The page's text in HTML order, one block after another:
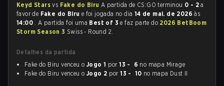
Keyd Starsvs Fake do Biru A partida de CS:GO terminou 0 - 2 a
favor de Fake do Biru e foi jogada no dia 14 de mai. de 2026às
14:00 . A partida foi uma Best of 3e faz parte do 2026 BetBoom
Storm Season 3 Swiss - Round 2.
Detalhes da partida
Fake do Biru venceu o Jogo 1 por13 - 6 no mapa Mirage
Fake do Biru venceu o Jogo 2 por13 - 10 no mapa Dust II